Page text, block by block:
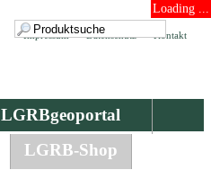
Loading ...
Kontakt
Datenschutz
Impressum
LGRBgeoportal
LGRB-Shop